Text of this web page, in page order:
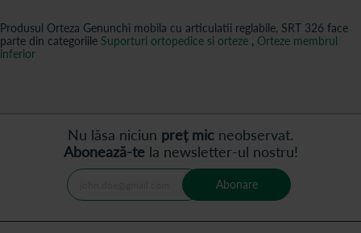
Produsul Orteza Genunchi mobila cu articulatii reglabile, SRT 326 face
parte din categoriile Suporturi ortopedice si orteze , Orteze membrul
inferior
Nu lăsa niciun preț mic neobservat.
Abonează-tela newsletter-ul nostru!
Abonare